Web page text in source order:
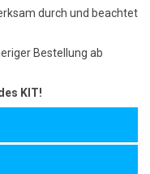
durch und beachtet
Bestellung ab
KIT!